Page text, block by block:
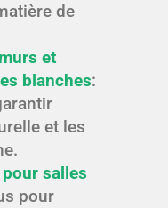
de
et
blanches:
et les
salles
pour